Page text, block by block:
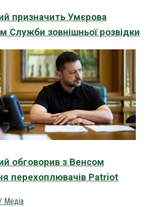
призначить Умєрова
Служби зовнішньої розвідки
обговорив з Венсом
перехоплювачів Patriot
Медіа